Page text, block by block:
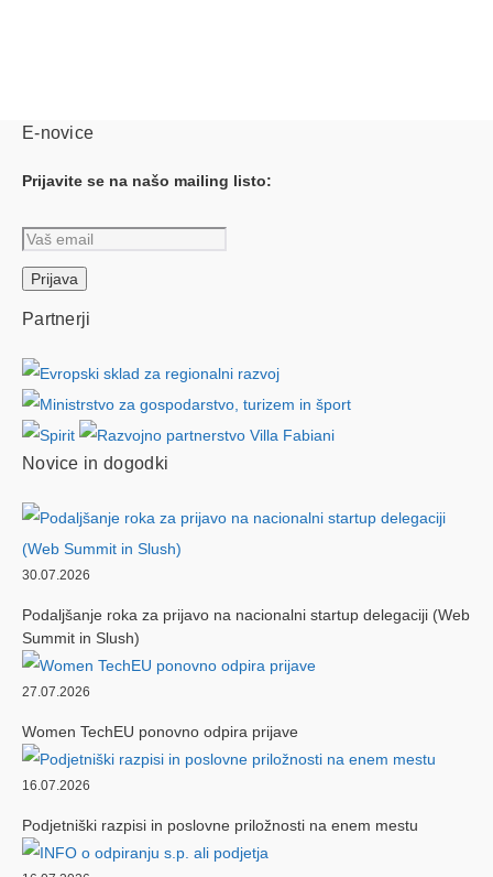
E-novice
Prijavite se na našo mailing listo:
Partnerji
Novice in dogodki
30.07.2026
Podaljšanje roka za prijavo na nacionalni startup delegaciji (Web
Summit in Slush)
27.07.2026
Women TechEU ponovno odpira prijave
16.07.2026
Podjetniški razpisi in poslovne priložnosti na enem mestu